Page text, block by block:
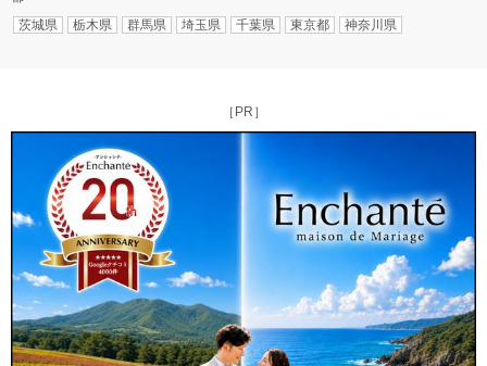
茨城県
栃木県 群馬県 埼玉県 千葉県 東京都 神奈川県
［PR］